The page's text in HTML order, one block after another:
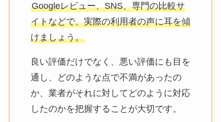
Googleレビュー、SNS、専門の比較サ
イトなどで、実際の利用者の声に耳を傾
けましょう。
良い評価だけでなく、悪い評価にも目を
通し、どのような点で不満があったの
か、業者がそれに対してどのように対応
したのかを把握することが大切です。